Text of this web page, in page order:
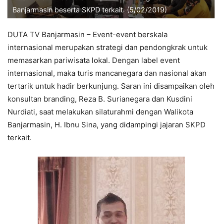
Banjarmasin beserta SKPD terkait. (5/02/2019)
DUTA TV Banjarmasin – Event-event berskala
internasional merupakan strategi dan pendongkrak untuk
memasarkan pariwisata lokal. Dengan label event
internasional, maka turis mancanegara dan nasional akan
tertarik untuk hadir berkunjung. Saran ini disampaikan oleh
konsultan branding, Reza B. Surianegara dan Kusdini
Nurdiati, saat melakukan silaturahmi dengan Walikota
Banjarmasin, H. Ibnu Sina, yang didampingi jajaran SKPD
terkait.